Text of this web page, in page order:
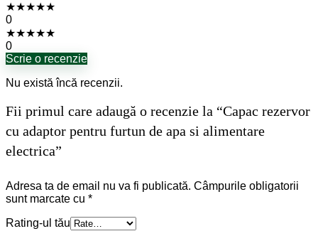
★★★★★
0
★★★★★
0
Scrie o recenzie
Nu există încă recenzii.
Fii primul care adaugă o recenzie la “Capac rezervor
cu adaptor pentru furtun de apa si alimentare
electrica”
Adresa ta de email nu va fi publicată. Câmpurile obligatorii
sunt marcate cu *
Rating-ul tău